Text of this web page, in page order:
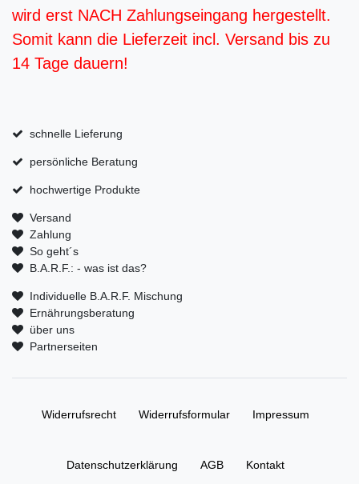
wird erst NACH Zahlungseingang hergestellt.
Somit kann die Lieferzeit incl. Versand bis zu
14 Tage dauern!
schnelle Lieferung
persönliche Beratung
hochwertige Produkte
Versand
Zahlung
So geht´s
B.A.R.F.: - was ist das?
Individuelle B.A.R.F. Mischung
Ernährungsberatung
über uns
Partnerseiten
Widerrufs­recht Widerrufs­formular Impressum
Daten­schutz­erklärung AGB Kontakt